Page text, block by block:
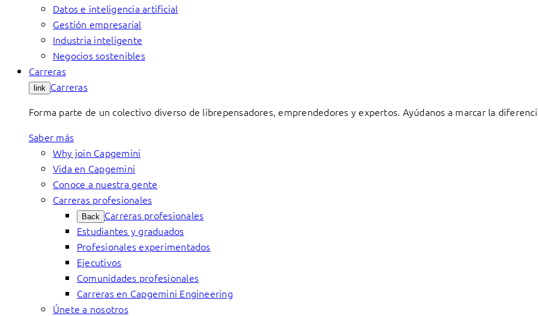
Datos e inteligencia artificial
Gestión empresarial
Industria inteligente
Negocios sostenibles
Carreras
link Carreras
Forma parte de un colectivo diverso de librepensadores, emprendedores y expertos. Ayúdanos a marcar la
Saber más
Why join Capgemini
Vida en Capgemini
Conoce a nuestra gente
Carreras profesionales
Back Carreras profesionales
Estudiantes y graduados
Profesionales experimentados
Ejecutivos
Comunidades profesionales
Carreras en Capgemini Engineering
Únete a nosotros